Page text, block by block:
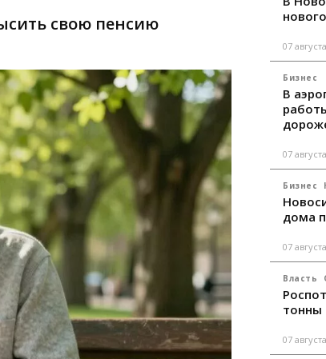
свою пенсию
07
Бизнес
В
07
Бизнес
дома
07
Власть
тонны
07